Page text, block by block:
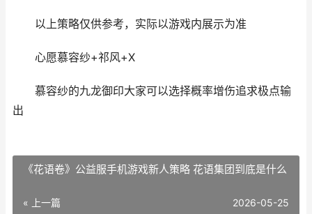
以上策略仅供参考，实际以游戏内展示为准
心愿慕容纱+祁风+X
慕容纱的九龙御印大家可以选择概率增伤追求极点输
出
《花语卷》公益服手机游戏新人策略 花语集团到底是什么
« 上一篇 2026-05-25